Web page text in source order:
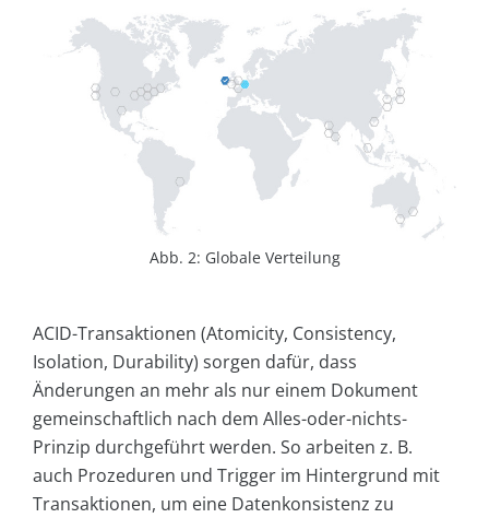
Abb. 2: Globale Verteilung
ACID-Transaktionen (Atomicity, Consistency,
Isolation, Durability) sorgen dafür, dass
Änderungen an mehr als nur einem Dokument
gemeinschaftlich nach dem Alles-oder-nichts-
Prinzip durchgeführt werden. So arbeiten z. B.
auch Prozeduren und Trigger im Hintergrund mit
Transaktionen, um eine Datenkonsistenz zu